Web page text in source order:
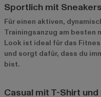
Sportlich mit
Für einen aktiven,
Trainingsanzug am besten
Look ist ideal für das
und sorgt dafür, dass du
bist.
Casual mit T-Shirt